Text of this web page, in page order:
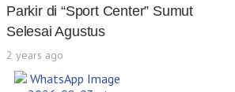
Parkir di “Sport Center” Sumut
Selesai Agustus
2 years ago